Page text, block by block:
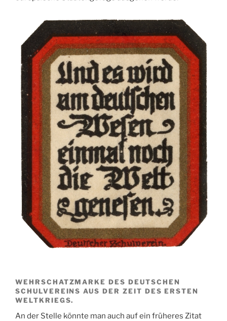
WEHRSCHATZMARKE DES DEUTSCHEN
SCHULVEREINS AUS DER ZEIT DES ERSTEN
WELTKRIEGS.
An der Stelle könnte man auch auf ein früheres Zitat